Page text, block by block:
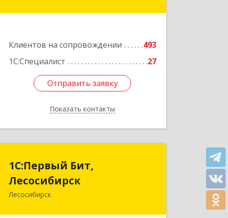
Клиентов на сопровождении
493
1С:Специалист
27
Отправить заявку
Показать контакты
Отправить заявку
Назад
1С:Первый Бит,
Лесосибирск
Лесосибирск
Лесосибирск
662544, Красноярский край,